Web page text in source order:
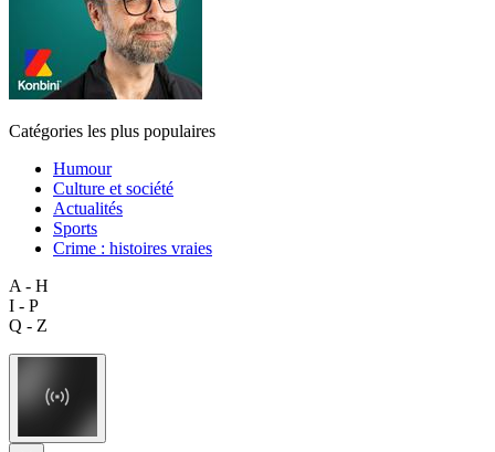
Catégories les plus populaires
Humour
Culture et société
Actualités
Sports
Crime : histoires vraies
A - H
I - P
Q - Z